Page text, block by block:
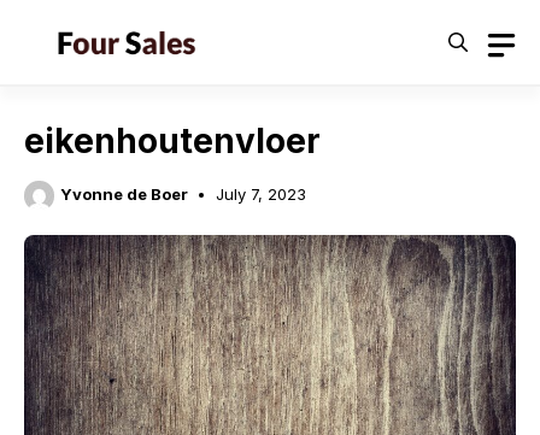
eikenhoutenvloer
Yvonne de Boer July 7, 2023